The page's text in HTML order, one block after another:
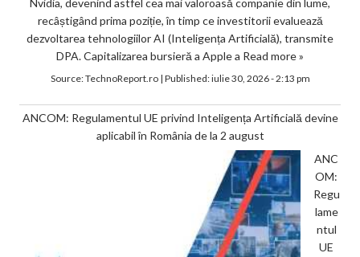
recâștigând prima poziție, în timp ce investitorii evaluează
dezvoltarea tehnologiilor AI (Inteligența Artificială), transmite
DPA. Capitalizarea bursieră a Apple a Read more »
Source:TechnoReport.ro| Published:iulie 30, 2026 - 2:13 pm
ANCOM: Regulamentul UE privind Inteligența Artificială devine
aplicabil în România de la 2 august
ANC
OM:
Regu
lame
ntul
UE